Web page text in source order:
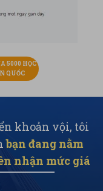
5000 HỌC
QUỐC
khoản vội, tôi
bạn đang nằm
nhận mức giá